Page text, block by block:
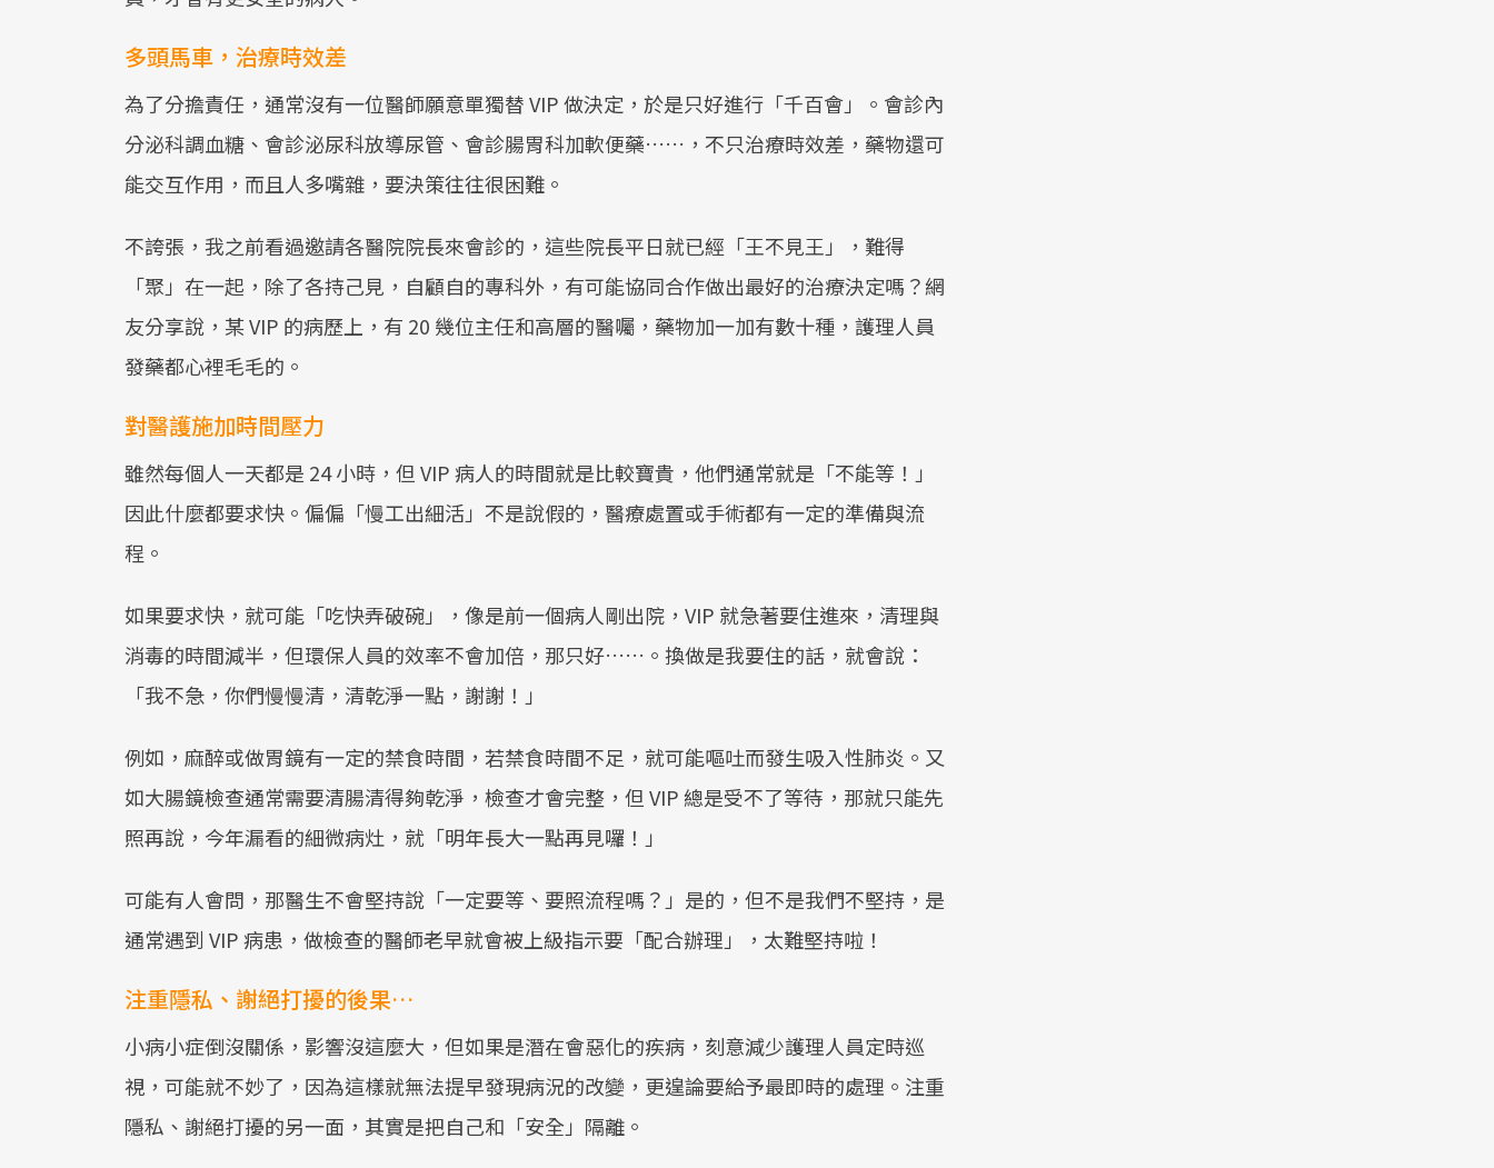
多頭馬車，治療時效差
為了分擔責任，通常沒有一位醫師願意單獨替 VIP 做決定，於是只好進行「千百會」。會診內
分泌科調血糖、會診泌尿科放導尿管、會診腸胃科加軟便藥……，不只治療時效差，藥物還可
能交互作用，而且人多嘴雜，要決策往往很困難。
不誇張，我之前看過邀請各醫院院長來會診的，這些院長平日就已經「王不見王」，難得
「聚」在一起，除了各持己見，自顧自的專科外，有可能協同合作做出最好的治療決定嗎？網
友分享說，某 VIP 的病歷上，有 20 幾位主任和高層的醫囑，藥物加一加有數十種，護理人員
發藥都心裡毛毛的。
對醫護施加時間壓力
雖然每個人一天都是 24 小時，但 VIP 病人的時間就是比較寶貴，他們通常就是「不能等！」
因此什麼都要求快。偏偏「慢工出細活」不是說假的，醫療處置或手術都有一定的準備與流
程。
如果要求快，就可能「吃快弄破碗」，像是前一個病人剛出院，VIP 就急著要住進來，清理與
消毒的時間減半，但環保人員的效率不會加倍，那只好……。換做是我要住的話，就會說：
「我不急，你們慢慢清，清乾淨一點，謝謝！」
例如，麻醉或做胃鏡有一定的禁食時間，若禁食時間不足，就可能嘔吐而發生吸入性肺炎。又
如大腸鏡檢查通常需要清腸清得夠乾淨，檢查才會完整，但 VIP 總是受不了等待，那就只能先
照再說，今年漏看的細微病灶，就「明年長大一點再見囉！」
可能有人會問，那醫生不會堅持說「一定要等、要照流程嗎？」是的，但不是我們不堅持，是
通常遇到 VIP 病患，做檢查的醫師老早就會被上級指示要「配合辦理」，太難堅持啦！
注重隱私、謝絕打擾的後果…
小病小症倒沒關係，影響沒這麼大，但如果是潛在會惡化的疾病，刻意減少護理人員定時巡
視，可能就不妙了，因為這樣就無法提早發現病況的改變，更遑論要給予最即時的處理。注重
隱私、謝絕打擾的另一面，其實是把自己和「安全」隔離。